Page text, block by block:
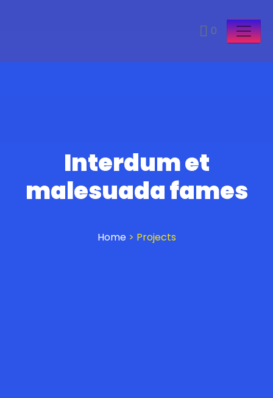
0
Interdum et
malesuada fames
Home > Projects